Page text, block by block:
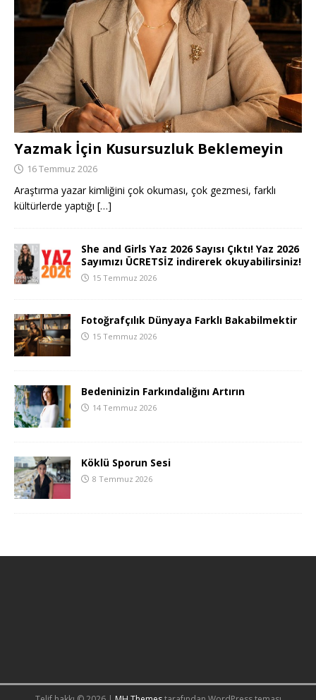
Yazmak İçin Kusursuzluk Beklemeyin
16 Temmuz 2026
Araştırma yazar kimliğini çok okuması, çok gezmesi, farklı
kültürlerde yaptığı […]
She and Girls Yaz 2026 Sayısı Çıktı! Yaz 2026
Sayımızı ÜCRETSİZ indirerek okuyabilirsiniz!
15 Temmuz 2026
Fotoğrafçılık Dünyaya Farklı Bakabilmektir
15 Temmuz 2026
Bedeninizin Farkındalığını Artırın
14 Temmuz 2026
Köklü Sporun Sesi
8 Temmuz 2026